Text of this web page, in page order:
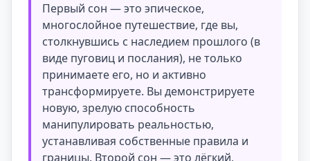
Первый сон — это эпическое,
многослойное путешествие, где вы,
столкнувшись с наследием прошлого (в
виде пуговиц и послания), не только
принимаете его, но и активно
трансформируете. Вы демонстрируете
новую, зрелую способность
манипулировать реальностью,
устанавливая собственные правила и
границы. Второй сон — это лёгкий,